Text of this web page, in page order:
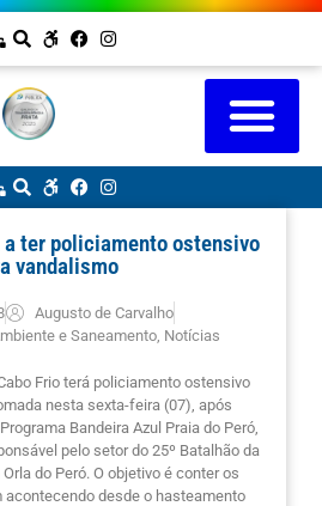
a ter policiamento ostensivo
vandalismo
Augusto de Carvalho
e Saneamento, Notícias
Frio terá policiamento ostensivo
nesta sexta-feira (07), após
Bandeira Azul Praia do Peró,
pelo setor do 25º Batalhão da
do Peró. O objetivo é conter os
acontecendo desde o hasteamento